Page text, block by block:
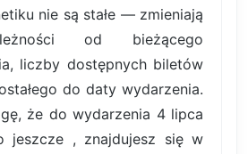
nie są stałe — zmieniają
od bieżącego
liczby dostępnych biletów
do daty wydarzenia.
że do wydarzenia 4 lipca
jeszcze , znajdujesz się w